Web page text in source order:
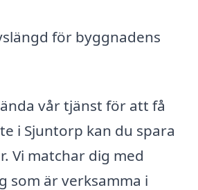
för byggnadens
vår tjänst för att få
i Sjuntorp kan du spara
Vi matchar dig med
som är verksamma i